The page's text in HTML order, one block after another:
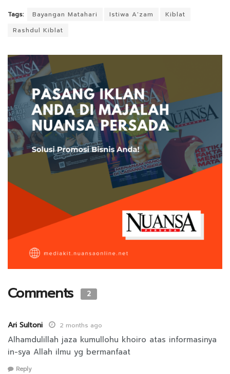
Tags: Bayangan Matahari Istiwa A'zam
Kiblat
Rashdul Kiblat
Comments 2
Ari Sultoni 2 months ago
Alhamdulillah jaza kumullohu khoiro atas informasinya
in-sya Allah ilmu yg bermanfaat
Reply